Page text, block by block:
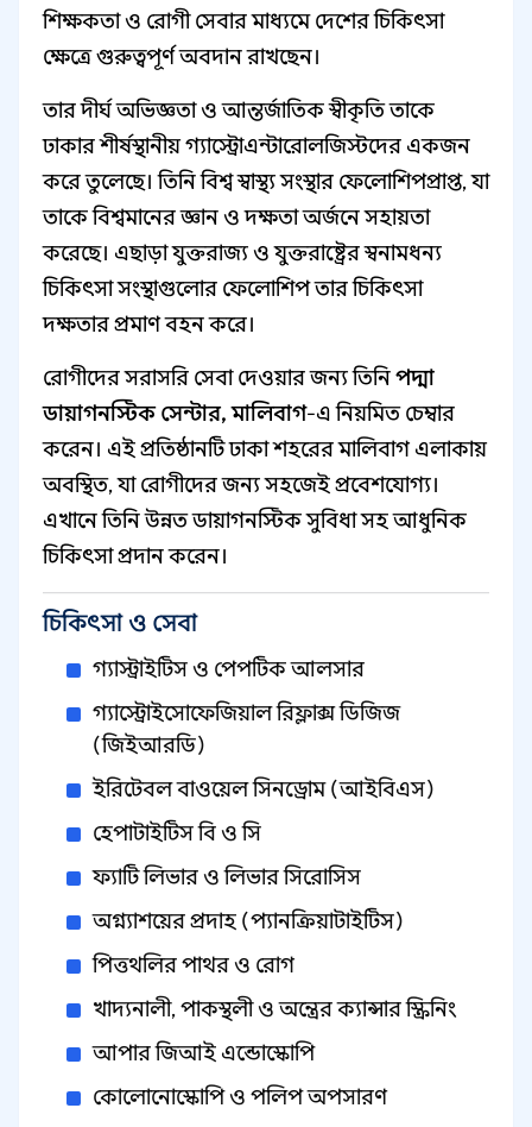
শিক্ষকতা ও রোগী সেবার মাধ্যমে দেশের চিকিৎসা
ক্ষেত্রে গুরুত্বপূর্ণ অবদান রাখছেন।
তার দীর্ঘ অভিজ্ঞতা ও আন্তর্জাতিক স্বীকৃতি তাকে
ঢাকার শীর্ষস্থানীয় গ্যাস্ট্রোএন্টারোলজিস্টদের একজন
করে তুলেছে। তিনি বিশ্ব স্বাস্থ্য সংস্থার ফেলোশিপপ্রাপ্ত, যা
তাকে বিশ্বমানের জ্ঞান ও দক্ষতা অর্জনে সহায়তা
করেছে। এছাড়া যুক্তরাজ্য ও যুক্তরাষ্ট্রের স্বনামধন্য
চিকিৎসা সংস্থাগুলোর ফেলোশিপ তার চিকিৎসা
দক্ষতার প্রমাণ বহন করে।
রোগীদের সরাসরি সেবা দেওয়ার জন্য তিনিপদ্মা
ডায়াগনস্টিক সেন্টার, মালিবাগ-এ নিয়মিত চেম্বার
করেন। এই প্রতিষ্ঠানটি ঢাকা শহরের মালিবাগ এলাকায়
অবস্থিত, যা রোগীদের জন্য সহজেই প্রবেশযোগ্য।
এখানে তিনি উন্নত ডায়াগনস্টিক সুবিধা সহ আধুনিক
চিকিৎসা প্রদান করেন।
চিকিৎসা ও সেবা
গ্যাস্ট্রাইটিস ও পেপটিক আলসার
গ্যাস্ট্রোইসোফেজিয়াল রিফ্লাক্স ডিজিজ
(জিইআরডি)
ইরিটেবল বাওয়েল সিনড্রোম (আইবিএস)
হেপাটাইটিস বি ও সি
ফ্যাটি লিভার ও লিভার সিরোসিস
অগ্ন্যাশয়ের প্রদাহ (প্যানক্রিয়াটাইটিস)
পিত্তথলির পাথর ও রোগ
খাদ্যনালী, পাকস্থলী ও অন্ত্রের ক্যান্সার স্ক্রিনিং
আপার জিআই এন্ডোস্কোপি
কোলোনোস্কোপি ও পলিপ অপসারণ